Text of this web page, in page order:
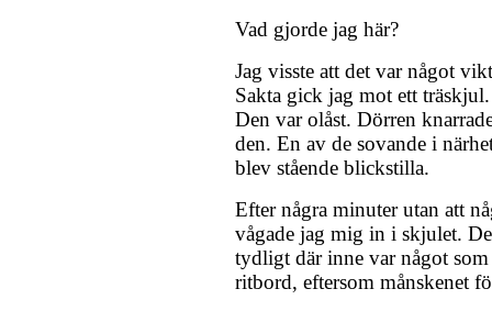
Vad gjorde jag här?
Jag visste att det var något
Sakta gick jag mot ett
Den var olåst. Dörren
den. En av de sovande i
blev stående blickstilla.
Efter några minuter utan att
vågade jag mig in i skjulet.
tydligt där inne var något som
ritbord, eftersom månskenet